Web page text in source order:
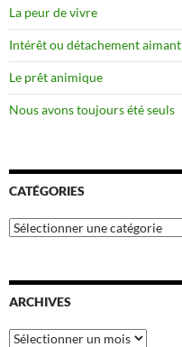
La peur de vivre
Intérêt ou détachement aimant
Le prêt animique
Nous avons toujours été seuls
CATÉGORIES
Catégories
ARCHIVES
Archives